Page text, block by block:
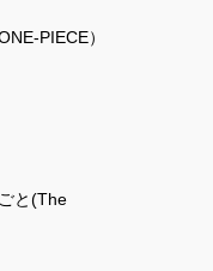
PIECE）
と(The